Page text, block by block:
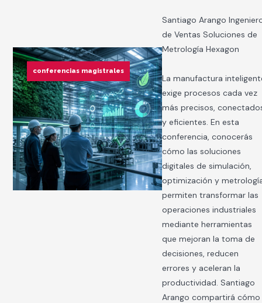
conferencias magistrales
Santiago Arango
de Ventas Soluciones de
Metrología Hexagon
La manufactura
exige procesos cada vez
más precisos,
y eficientes. En esta
conferencia, conocerás
cómo las soluciones
digitales de simulación,
optimización y
permiten transformar las
operaciones industriales
mediante herramientas
que mejoran la toma de
decisiones, reducen
errores y aceleran la
productividad. Santiago
Arango compartirá cómo